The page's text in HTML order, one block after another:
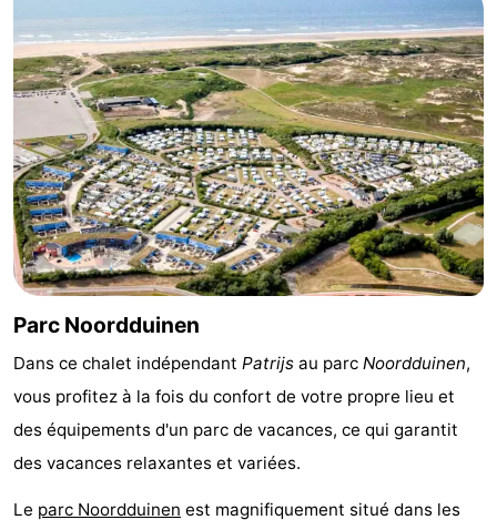
Monuments
-
Points
de
vue
Attractions
-
Croisières
-
Terrains
jeux
-
de
jeux
intérieures
Experiences
Centres
de
bien-
être
Villages
&
villes
Nature
Sports
Parc Noordduinen
Dans ce chalet indépendant Patrijs au parc Noordduinen,
vous profitez à la fois du confort de votre propre lieu et
des équipements d'un parc de vacances, ce qui garantit
des vacances relaxantes et variées.
Le parc Noordduinen est magnifiquement situé dans les